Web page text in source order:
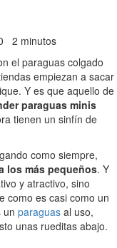
2 minutos
el paraguas colgado
empiezan a sacar
Y es que aquello de
paraguas minis
tienen un sinfín de
como siempre,
los más pequeños. Y
y atractivo, sino
como es casi como un
un paraguas al uso,
unas rueditas abajo.